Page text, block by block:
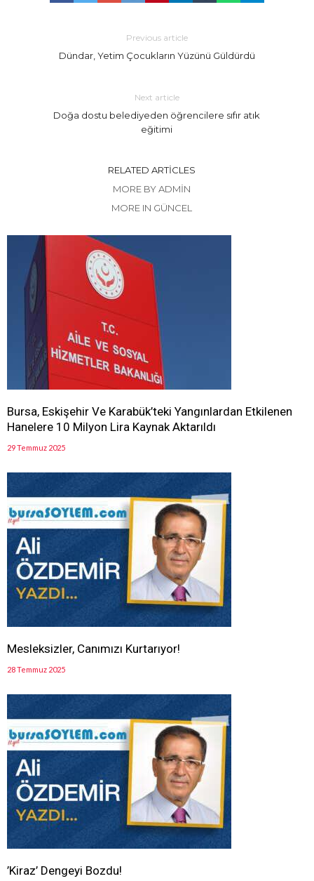
Previous article
Dündar, Yetim Çocukların Yüzünü Güldürdü
Next article
Doğa dostu belediyeden öğrencilere sıfır atık
eğitimi
RELATED ARTICLES
MORE BY ADMIN
MORE IN GÜNCEL
Bursa, Eskişehir Ve Karabük’teki Yangınlardan Etkilenen
Hanelere 10 Milyon Lira Kaynak Aktarıldı
29 Temmuz 2025
Mesleksizler, Canımızı Kurtarıyor!
28 Temmuz 2025
’Kiraz’ Dengeyi Bozdu!